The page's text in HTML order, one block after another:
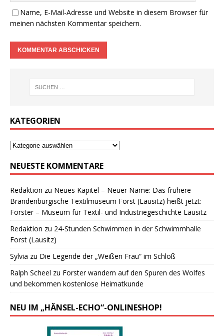
Name, E-Mail-Adresse und Website in diesem Browser für
meinen nächsten Kommentar speichern.
KATEGORIEN
NEUESTE KOMMENTARE
Redaktion zu Neues Kapitel – Neuer Name: Das frühere
Brandenburgische Textilmuseum Forst (Lausitz) heißt jetzt:
Forster – Museum für Textil- und Industriegeschichte Lausitz
Redaktion zu 24-Stunden Schwimmen in der Schwimmhalle
Forst (Lausitz)
Sylvia zu Die Legende der „Weißen Frau“ im Schloß
Ralph Scheel zu Forster wandern auf den Spuren des Wolfes
und bekommen kostenlose Heimatkunde
NEU IM „HÄNSEL-ECHO“-ONLINESHOP!